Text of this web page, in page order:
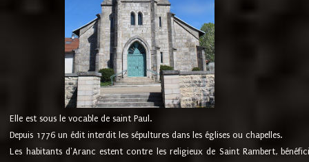
Elle est sous le vocable de saint Paul.
Depuis 1776 un édit interdit les sépultures dans les églises ou chapelles.
Les habitants d'Aranc estent contre les religieux de Saint Rambert,